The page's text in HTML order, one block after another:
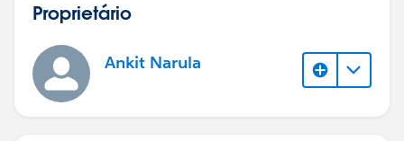
Proprietário
Ankit Narula